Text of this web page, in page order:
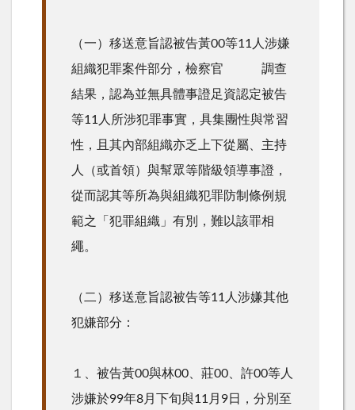
（一）移送意旨認被告黃00等11人涉嫌
組織犯罪案件部分，檢察官 調查
結果，認為並無具體事證足資認定被告
等11人所涉犯罪事實，具集團性與常習
性，且其內部組織亦乏上下從屬、主持
人（或首領）與幫眾等階級領導事證，
從而認其等所為與組織犯罪防制條例規
範之「犯罪組織」有別，難以該罪相
繩。
（二）移送意旨認被告等11人涉嫌其他
犯嫌部分：
１、被告黃00與林00、莊00、許00等人
涉嫌於99年8月下旬與11月9日，分別至